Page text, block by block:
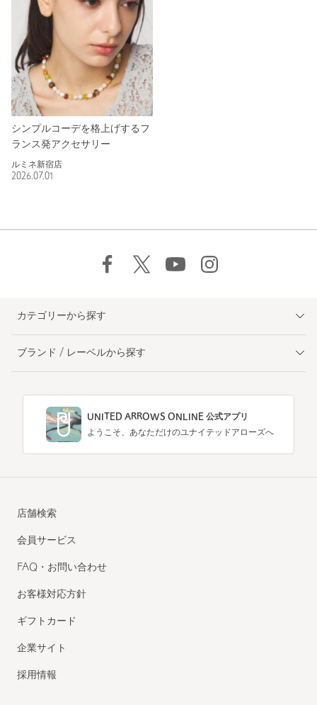
シンプルコーデを格上げするフ
ランス発アクセサリー
ルミネ新宿店
2026.07.01
カテゴリーから探す
ブランド / レーベルから探す
UNITED ARROWS ONLINE 公式アプリ
ようこそ、あなただけのユナイテッドアローズへ
店舗検索
会員サービス
FAQ・お問い合わせ
お客様対応方針
ギフトカード
企業サイト
採用情報